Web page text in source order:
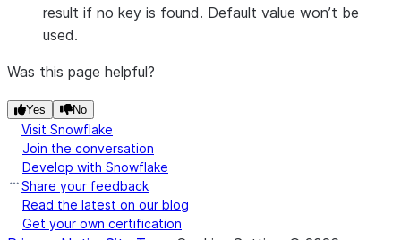
result if no key is found. Default value won’t be
used.
Was this page helpful?
Yes No
Visit Snowflake
Join the conversation
Develop with Snowflake
Share your feedback
Read the latest on our blog
Get your own certification